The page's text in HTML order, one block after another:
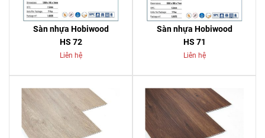
Sàn nhựa Hobiwood
HS 72
Liên hệ
Sàn nhựa Hobiwood
HS 71
Liên hệ